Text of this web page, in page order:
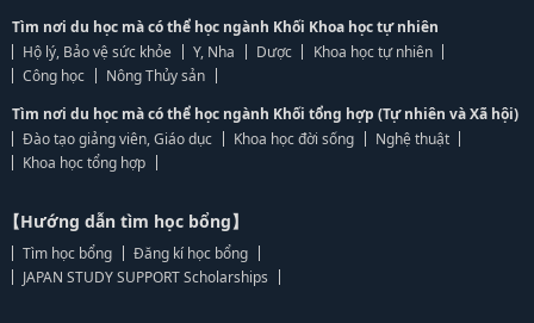
Tìm nơi du học mà có thể học ngành Khối Khoa học tự nhiên
Hộ lý, Bảo vệ sức khỏe
Y, Nha Dược
Khoa học tự nhiên
Công học
Nông Thủy sản
Tìm nơi du học mà có thể học ngành Khối tổng hợp (Tự nhiên và Xã hội)
Đào tạo giảng viên, Giáo dục
Khoa học đời sống
Nghệ thuật
Khoa học tổng hợp
【Hướng dẫn tìm học bổng】
Tìm học bổng
Đăng kí học bổng
JAPAN STUDY SUPPORT Scholarships